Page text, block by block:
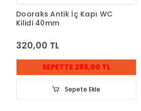
Dooraks Antik İç Kapı WC
Kilidi 40mm
320,00 TL
SEPETTE 288,00 TL
Sepete Ekle